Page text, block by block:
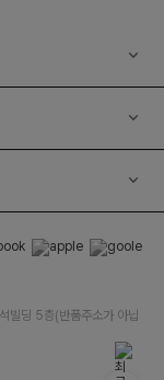
딩 5층(반품주소가 아닙